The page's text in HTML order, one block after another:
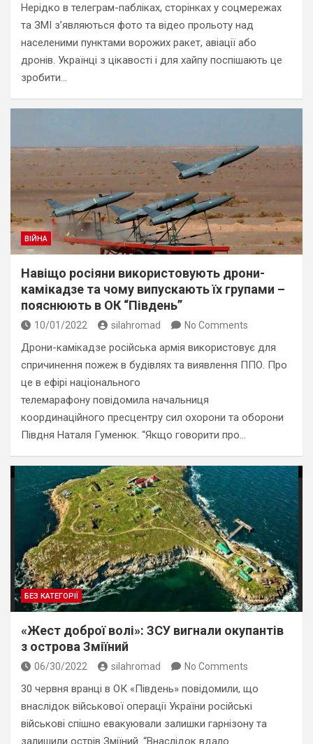
Нерідко в телеграм-пабліках, сторінках у соцмережах
та ЗМІ з’являються фото та відео прольоту над
населеними пунктами ворожих ракет, авіації або
дронів. Українці з цікавості і для хайпу поспішають це
зробити…
ВІЙНА
Навіщо росіяни використовують дрони-
камікадзе та чому випускають їх групами –
пояснюють в ОК “Південь”
10/01/2022 silahromad No Comments
Дрони-камікадзе російська армія використовує для
спричинення пожеж в будівлях та виявлення ППО. Про
це в ефірі національного
телемарафону повідомила начальниця
координаційного пресцентру сил охорони та оборони
Півдня Наталя Гуменюк. “Якщо говорити про…
БЕЗ КАТЕГОРІЇ
«Жест доброї волі»: ЗСУ вигнали окупантів
з острова Зміїний
06/30/2022 silahromad No Comments
30 червня вранці в ОК «Південь» повідомили, що
внаслідок військової операції України російські
військові спішно евакуювали залишки гарнізону та
залишили острів Зміїний. “Внаслідок вдало